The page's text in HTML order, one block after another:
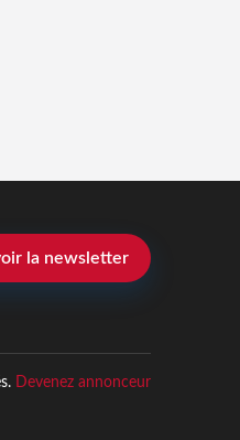
la newsletter
Devenez annonceur